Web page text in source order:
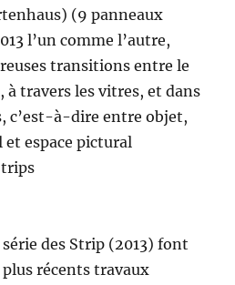
(9 panneaux
l’un comme l’autre,
transitions entre le
à travers les vitres, et dans
c’est-à-dire entre objet,
et espace pictural
des Strip (2013) font
récents travaux